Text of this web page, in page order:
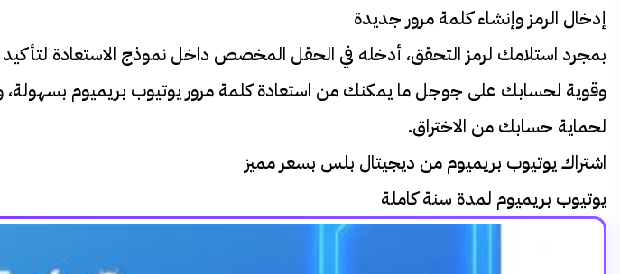
إدخال الرمز وإنشاء كلمة مرور جديدة
بمجرد استلامك لرمز التحقق، أدخله في الحقل المخصص داخل نموذج الاستعادة
وقوية لحسابك على جوجل ما يمكنك من استعادة كلمة مرور يوتيوب بريميوم بسهولة،
لحماية حسابك من الاختراق.
اشتراك يوتيوب بريميوم من ديجيتال بلس بسعر مميز
يوتيوب بريميوم لمدة سنة كاملة